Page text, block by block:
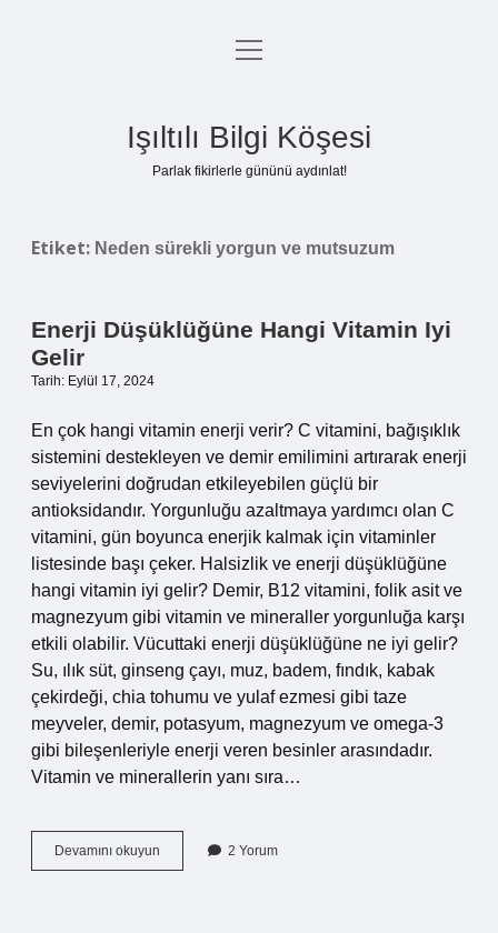
Anasayfa
Yasal Uyarı
menüyü
Işıltılı Bilgi Köşesi
Parlak fikirlerle gününü aydınlat!
Etiket: Neden sürekli yorgun ve mutsuzum
Enerji Düşüklüğüne Hangi Vitamin Iyi
Gelir
Tarih: Eylül 17, 2024
En çok hangi vitamin enerji verir? C vitamini, bağışıklık
sistemini destekleyen ve demir emilimini artırarak enerji
seviyelerini doğrudan etkileyebilen güçlü bir
antioksidandır. Yorgunluğu azaltmaya yardımcı olan C
vitamini, gün boyunca enerjik kalmak için vitaminler
listesinde başı çeker. Halsizlik ve enerji düşüklüğüne
hangi vitamin iyi gelir? Demir, B12 vitamini, folik asit ve
magnezyum gibi vitamin ve mineraller yorgunluğa karşı
etkili olabilir. Vücuttaki enerji düşüklüğüne ne iyi gelir?
Su, ılık süt, ginseng çayı, muz, badem, fındık, kabak
çekirdeği, chia tohumu ve yulaf ezmesi gibi taze
meyveler, demir, potasyum, magnezyum ve omega-3
gibi bileşenleriyle enerji veren besinler arasındadır.
Vitamin ve minerallerin yanı sıra…
Devamını okuyun
Düşüklüğüne
2 Yorum